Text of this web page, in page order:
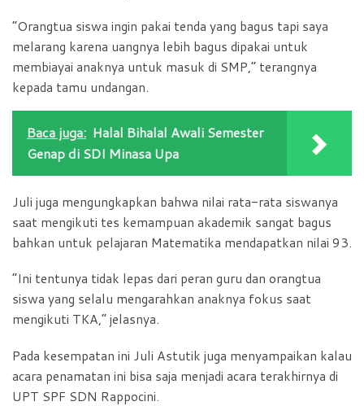
“Orangtua siswa ingin pakai tenda yang bagus tapi saya
melarang karena uangnya lebih bagus dipakai untuk
membiayai anaknya untuk masuk di SMP,” terangnya
kepada tamu undangan.
Baca juga: Halal Bihalal Awali Semester
Genap di SDI Minasa Upa
Juli juga mengungkapkan bahwa nilai rata-rata siswanya
saat mengikuti tes kemampuan akademik sangat bagus
bahkan untuk pelajaran Matematika mendapatkan nilai 93.
“Ini tentunya tidak lepas dari peran guru dan orangtua
siswa yang selalu mengarahkan anaknya fokus saat
mengikuti TKA,” jelasnya.
Pada kesempatan ini Juli Astutik juga menyampaikan kalau
acara penamatan ini bisa saja menjadi acara terakhirnya di
UPT SPF SDN Rappocini.